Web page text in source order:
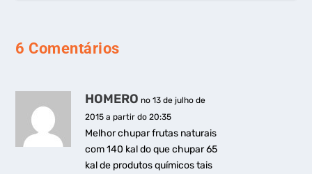
6 Comentários
HOMERO no 13 de julho de
2015 a partir do 20:35
Melhor chupar frutas naturais
com 140 kal do que chupar 65
kal de produtos químicos tais